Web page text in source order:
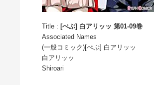
Title : [ぺぷ] 白アリッッ 第01-09巻
Associated Names
(一般コミック)[ぺぷ] 白アリッッ
白アリッッ
Shiroari